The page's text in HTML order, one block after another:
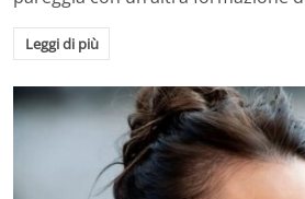
Leggi di più